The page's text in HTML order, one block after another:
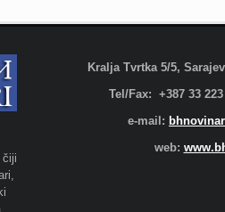
čiji
Kralja Tvrtka 5/5,
Tel/Fax: +387 33
e-mail:
web: